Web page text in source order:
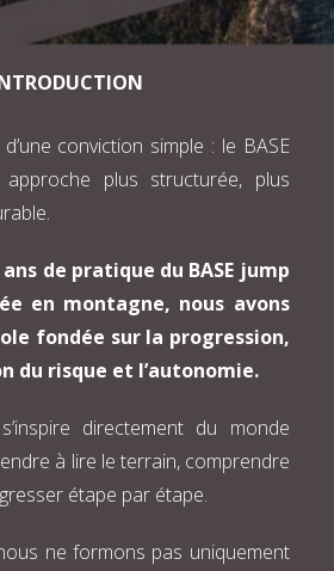
conviction simple : le BASE
plus structurée, plus
de pratique du BASE jump
en montagne, nous avons
fondée sur la progression,
du risque et l’autonomie.
directement du monde
à lire le terrain, comprendre
étape par étape.
ne formons pas uniquement